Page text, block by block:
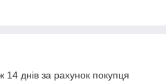
днів за рахунок покупця